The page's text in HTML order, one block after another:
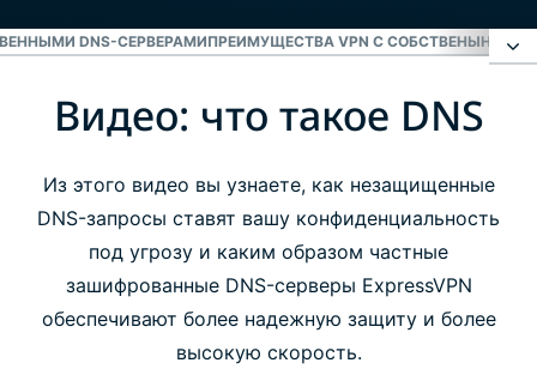
DNS-СЕРВЕРАМИПРЕИМУЩЕСТВА VPN С СОБСТВЕНЫНМИ
Видео: что такое DNS
Что такое DNS?
Бесплатные DNS или VPN с собственными DNS-
серверами
Преимущества VPN с собственынми DNS-
Видео: что такое DNS
Из этого видео вы узнаете, как незащищенные
DNS-запросы ставят вашу конфиденциальность
под угрозу и каким образом частные
зашифрованные DNS-серверы ExpressVPN
обеспечивают более надежную защиту и более
высокую скорость.